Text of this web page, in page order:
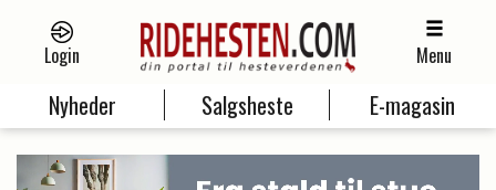
Login Menu
Nyheder Salgsheste E-magasin